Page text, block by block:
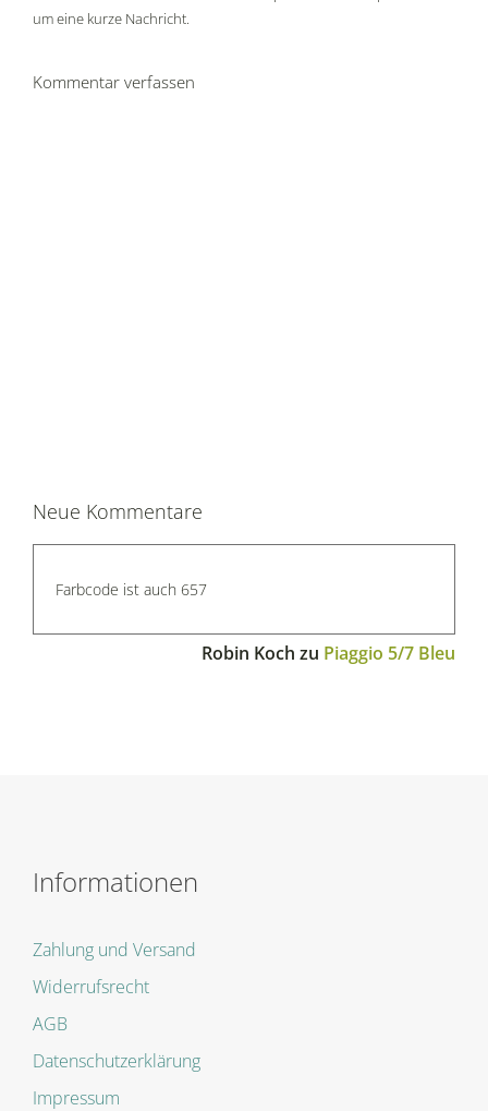
um eine kurze Nachricht.
Kommentar verfassen
Neue Kommentare
Farbcode ist auch 657
Robin Koch zu Piaggio 5/7 Bleu
Informationen
Zahlung und Versand
Widerrufsrecht
AGB
Datenschutzerklärung
Impressum